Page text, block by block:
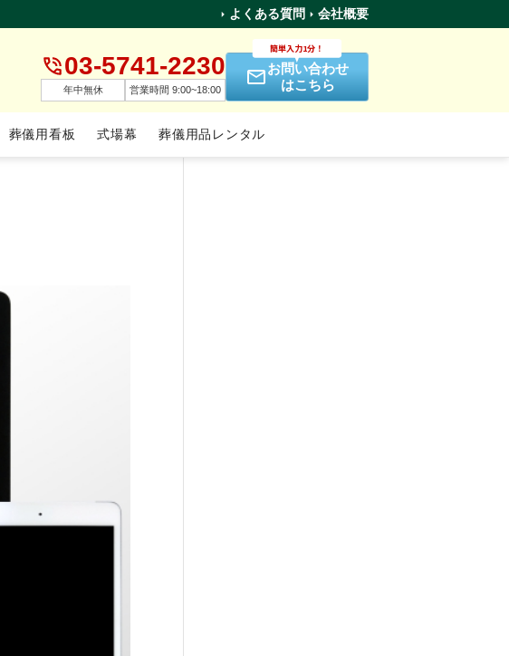
よくある質問 会社概要
03-5741-2230
年中無休 営業時間 9:00~18:00
簡単入力1分！
お問い合わせ
はこちら
葬儀用看板 式場幕 葬儀用品レンタル